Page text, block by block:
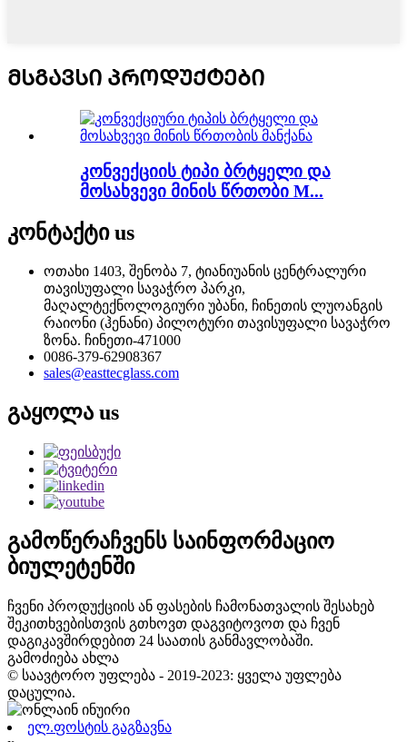
ᲛᲡᲒᲐᲕᲡᲘ ᲞᲠᲝᲓᲣᲥᲢᲔᲑᲘ
კონვექციის ტიპი ბრტყელი და
მოსახვევი მინის წრთობი M...
კონტაქტიus
ოთახი 1403, შენობა 7, ტიანიუანის ცენტრალური
თავისუფალი სავაჭრო პარკი,
მაღალტექნოლოგიური უბანი, ჩინეთის ლუოანგის
რაიონი (ჰენანი) პილოტური თავისუფალი სავაჭრო
ზონა. ჩინეთი-471000
0086-379-62908367
sales@easttecglass.com
გაყოლა us
გამოწერაჩვენს საინფორმაციო
ბიულეტენში
ჩვენი პროდუქციის ან ფასების ჩამონათვალის შესახებ
შეკითხვებისთვის გთხოვთ დაგვიტოვოთ და ჩვენ
დაგიკავშირდებით 24 საათის განმავლობაში.
გამოძიება ახლა
© საავტორო უფლება - 2019-2023: ყველა უფლება
დაცულია.
ელ.ფოსტის გაგზავნა